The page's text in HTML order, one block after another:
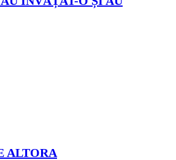
ALTORA